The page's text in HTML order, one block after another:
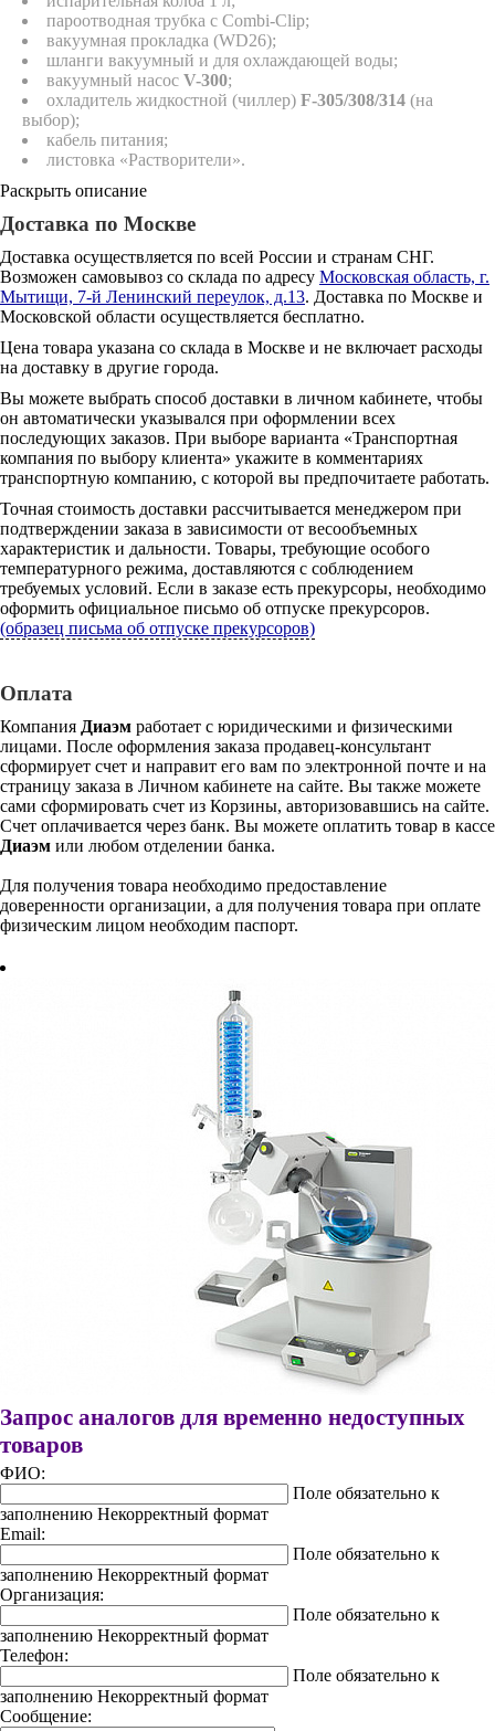
пароотводная трубка с Combi-Clip;
вакуумная прокладка (WD26);
шланги вакуумный и для охлаждающей воды;
вакуумный насос V-300;
охладитель жидкостной (чиллер) F-305/308/314 (на
выбор);
кабель питания;
листовка «Растворители».
Раскрыть описание
Доставка по Москве
Доставка осуществляется по всей России и странам СНГ.
Возможен самовывоз со склада по адресу Московская область, г.
Мытищи, 7-й Ленинский переулок, д.13. Доставка по Москве и
Московской области осуществляется бесплатно.
Цена товара указана со склада в Москве и не включает расходы
на доставку в другие города.
Вы можете выбрать способ доставки в личном кабинете, чтобы
он автоматически указывался при оформлении всех
последующих заказов. При выборе варианта «Транспортная
компания по выбору клиента» укажите в комментариях
транспортную компанию, с которой вы предпочитаете работать.
Точная стоимость доставки рассчитывается менеджером при
подтверждении заказа в зависимости от весообъемных
характеристик и дальности. Товары, требующие особого
температурного режима, доставляются с соблюдением
требуемых условий. Если в заказе есть прекурсоры, необходимо
оформить официальное письмо об отпуске прекурсоров.
(образец письма об отпуске прекурсоров)
Оплата
Компания Диаэм работает с юридическими и физическими
лицами. После оформления заказа продавец-консультант
сформирует счет и направит его вам по электронной почте и на
страницу заказа в Личном кабинете на сайте. Вы также можете
сами сформировать счет из Корзины, авторизовавшись на сайте.
Счет оплачивается через банк. Вы можете оплатить товар в кассе
Диаэм или любом отделении банка.
Для получения товара необходимо предоставление
доверенности организации, а для получения товара при оплате
физическим лицом необходим паспорт.
Запрос аналогов для временно недоступных
товаров
ФИО:
Поле обязательно к
заполнению Некорректный формат
Email:
Поле обязательно к
заполнению Некорректный формат
Организация:
Поле обязательно к
заполнению Некорректный формат
Телефон:
Поле обязательно к
заполнению Некорректный формат
Сообщение: